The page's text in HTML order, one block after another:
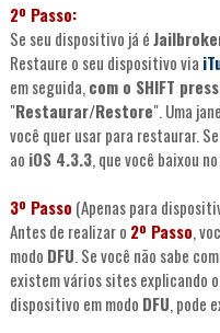
2º Passo:
Se seu dispositivo já é
Restaure o seu dispositivo via
em seguida, com o SHIFT
"Restaurar/Restore". Uma
você quer usar para restaurar.
ao iOS 4.3.3, que você baixou
3º Passo (Apenas para
Antes de realizar o 2º Passo,
modo DFU. Se você não sabe
existem vários sites explicando
dispositivo em modo DFU, pode